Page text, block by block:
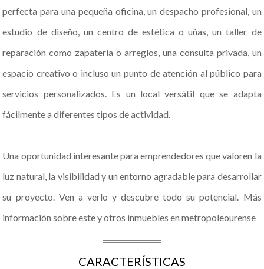
perfecta para una pequeña oficina, un despacho profesional, un
estudio de diseño, un centro de estética o uñas, un taller de
reparación como zapatería o arreglos, una consulta privada, un
espacio creativo o incluso un punto de atención al público para
servicios personalizados. Es un local versátil que se adapta
fácilmente a diferentes tipos de actividad.
Una oportunidad interesante para emprendedores que valoren la
luz natural, la visibilidad y un entorno agradable para desarrollar
su proyecto. Ven a verlo y descubre todo su potencial. Más
información sobre este y otros inmuebles en metropoleourense
CARACTERÍSTICAS